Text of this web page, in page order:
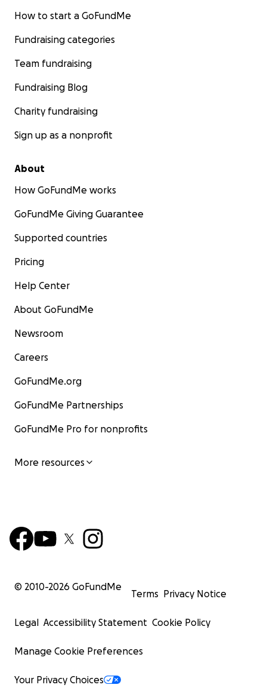
How to start a GoFundMe
Fundraising categories
Team fundraising
Fundraising Blog
Charity fundraising
Sign up as a nonprofit
About
How GoFundMe works
GoFundMe Giving Guarantee
Supported countries
Pricing
Help Center
About GoFundMe
Newsroom
Careers
GoFundMe.org
GoFundMe Partnerships
GoFundMe Pro for nonprofits
More resources
© 2010-2026 GoFundMe
Terms Privacy Notice
Legal Accessibility Statement Cookie Policy
Manage Cookie Preferences
Your Privacy Choices